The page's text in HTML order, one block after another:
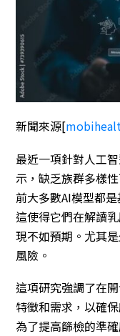
新聞來源[
最近一項針對人工
示，缺乏族群多樣
前大多數AI模型都
這使得它們在解讀
現不如預期。尤其
風險。
這項研究強調了在
特徵和需求，以確
為了提高篩檢的準